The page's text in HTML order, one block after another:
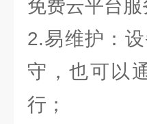
免费云平台
2.易维护：
守，也可以
行；